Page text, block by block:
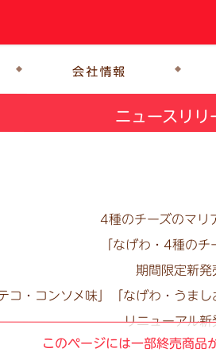
ニュースリリ
4種のチーズのマリ
「なげわ・4種のチ
期間限定新発
コ・コンソメ味」「なげわ・うまし
リニューアル新
このページには一部終売商品